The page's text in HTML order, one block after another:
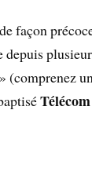
façon
depuis
(comprenez